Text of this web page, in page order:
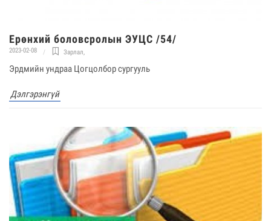
Ерөнхий боловсролын ЭУЦС /54/
2023-02-08 Зарлал,
Эрдмийн ундраа Цогцолбор сургууль
Дэлгэрэнгүй